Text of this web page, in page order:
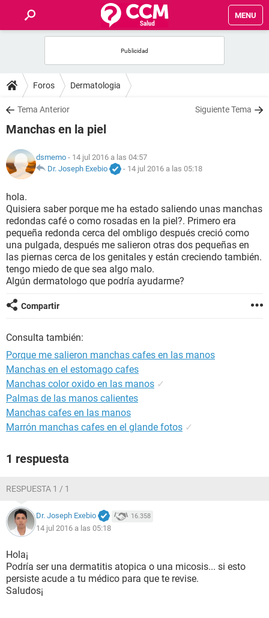
MENU
FOROS
SALUD
NUTRICIÓN
BIENESTAR
SEXUALIDAD
GLOSARIO
Foros Dermatologia
Tema Anterior Siguiente Tema
Manchas en la piel
dsmemo - 14 jul 2016 a las 04:57
Dr. Joseph Exebio
- 14 jul 2016 a las 05:18
hola.
Quisiera saber porque me ha estado saliendo unas manchas
redondas café o como rosadas en la piel?. Primero era
pequeña redonda cerca del ombligo después creció como
una pulgada, después me salieron otras dos pequeñas en
las piernas cerca de los genitales y están creciendo también.
tengo miedo de que sea algo malo.
Algún dermatologo que podría ayudarme?
Compartir
Consulta también:
Porque me salieron manchas cafes en las manos
Manchas en el estomago cafes
Manchas color oxido en las manos ✓
Palmas de las manos calientes
Manchas cafes en las manos
Marrón manchas cafes en el glande fotos ✓
1 respuesta
RESPUESTA 1 / 1
Dr. Joseph Exebio 16.358
14 jul 2016 a las 05:18
Hola¡
Podría ser una dermatitis atopica o una micosis... si esto
persiste acude a tu médico para que te revise.
Saludos¡